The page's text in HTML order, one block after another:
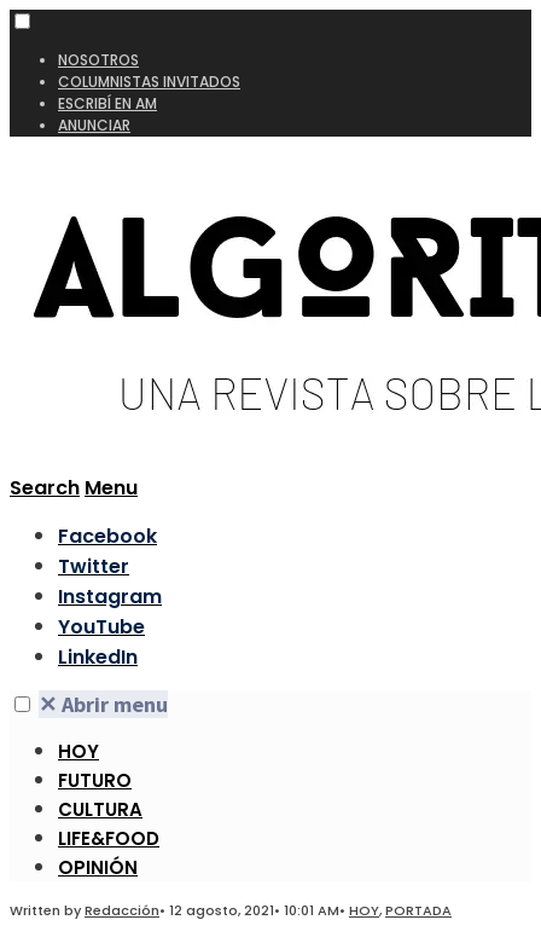
NOSOTROS
COLUMNISTAS INVITADOS
ESCRIBÍ EN AM
ANUNCIAR
Search Menu
Facebook
Twitter
Instagram
YouTube
LinkedIn
✕ Abrir menu
HOY
FUTURO
CULTURA
LIFE&FOOD
OPINIÓN
Written byRedacción• 12 agosto, 2021• 10:01 AM• HOY,PORTADA